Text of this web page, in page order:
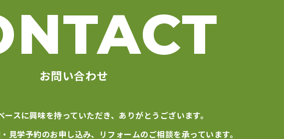
お問い合わせ
ースに興味を持っていただき、 ありがとうございます。
見学予約のお申し込み、リフォームのご相談を承っています。